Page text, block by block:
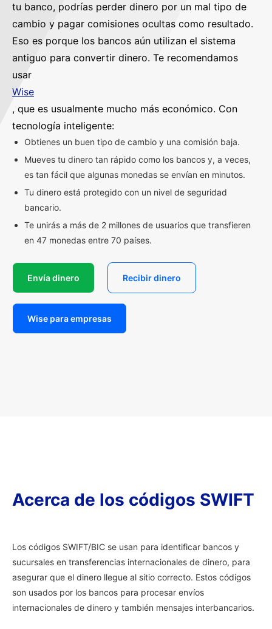
tu banco, podrías perder dinero por un mal tipo de
cambio y pagar comisiones ocultas como resultado.
Eso es porque los bancos aún utilizan el sistema
antiguo para convertir dinero. Te recomendamos
usar
Wise
, que es usualmente mucho más económico. Con
tecnología inteligente:
Obtienes un buen tipo de cambio y una comisión baja.
Mueves tu dinero tan rápido como los bancos y, a veces,
es tan fácil que algunas monedas se envían en minutos.
Tu dinero está protegido con un nivel de seguridad
bancario.
Te unirás a más de 2 millones de usuarios que transfieren
en 47 monedas entre 70 países.
Envía dinero Recibir dinero
Wise para empresas
Acerca de los códigos SWIFT
Los códigos SWIFT/BIC se usan para identificar bancos y
sucursales en transferencias internacionales de dinero, para
asegurar que el dinero llegue al sitio correcto. Estos códigos
son usados por los bancos para procesar envíos
internacionales de dinero y también mensajes interbancarios.